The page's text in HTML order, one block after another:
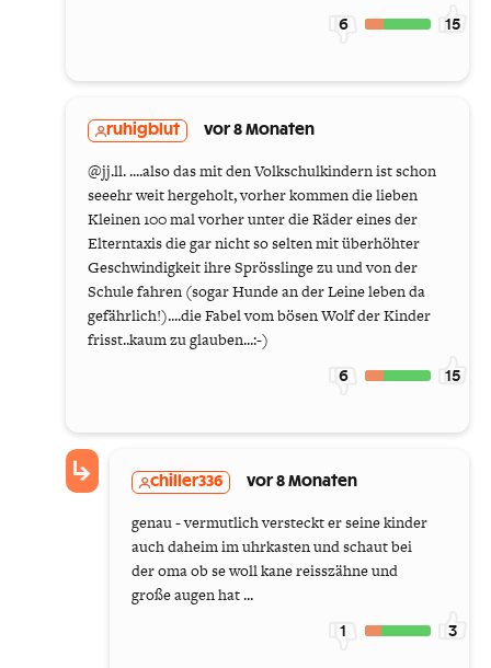
6 15
ruhigblut vor 8 Monaten
@jj.ll. ....also das mit den Volkschulkindern ist schon
seeehr weit hergeholt, vorher kommen die lieben
Kleinen 100 mal vorher unter die Räder eines der
Elterntaxis die gar nicht so selten mit überhöhter
Geschwindigkeit ihre Sprösslinge zu und von der
Schule fahren (sogar Hunde an der Leine leben da
gefährlich!)....die Fabel vom bösen Wolf der Kinder
frisst..kaum zu glauben...:-)
6 15
chiller336 vor 8 Monaten
genau - vermutlich versteckt er seine kinder
auch daheim im uhrkasten und schaut bei
der oma ob se woll kane reisszähne und
große augen hat ...
1 3